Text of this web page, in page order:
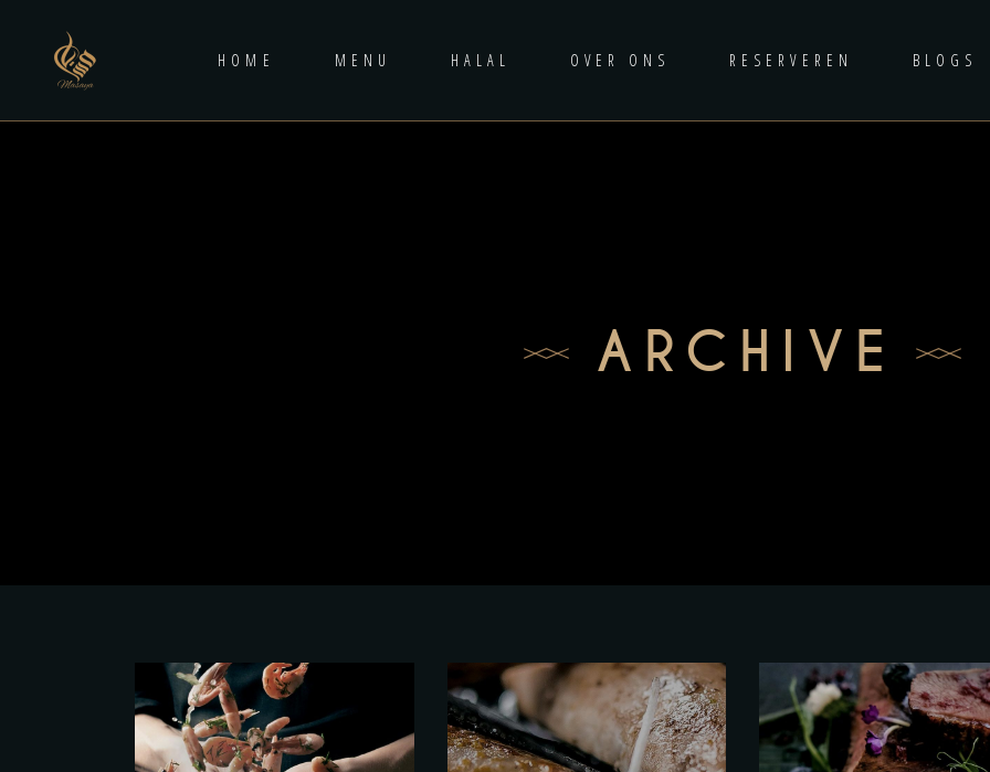
HOME MENU HALAL OVER ONS RESERVEREN BLOGS
ARCHIVE